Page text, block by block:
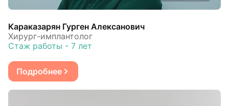
Караказарян Гурген Алексанович
Хирург-имплантолог
Стаж работы - 7 лет
Подробнее